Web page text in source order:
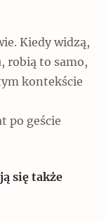
Kiedy widzą,
robią to samo,
kontekście
po geście
się także